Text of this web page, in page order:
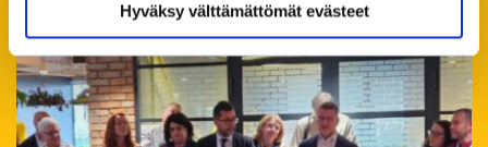
Hyväksy välttämättömät evästeet